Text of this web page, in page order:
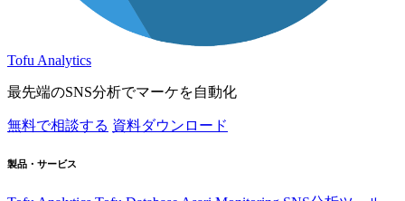
Tofu Analytics
最先端のSNS分析でマーケを自動化
無料で相談する 資料ダウンロード
製品・サービス